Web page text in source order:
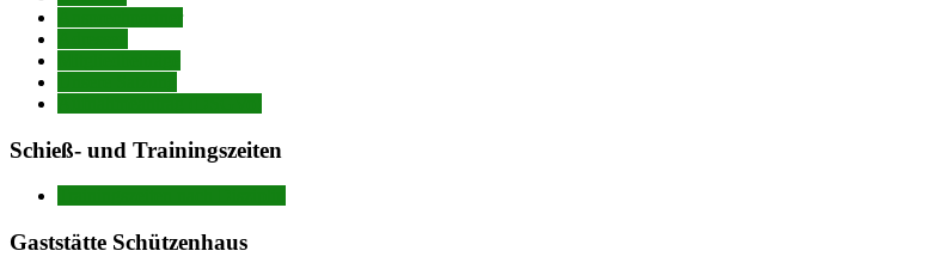
Schieß- und Trainingszeiten
Gaststätte Schützenhaus